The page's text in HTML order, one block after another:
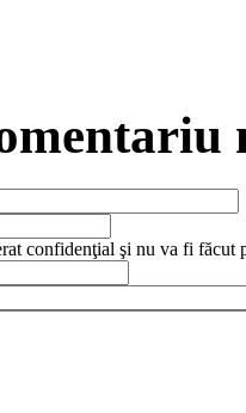
confidenţial şi nu va fi făcut